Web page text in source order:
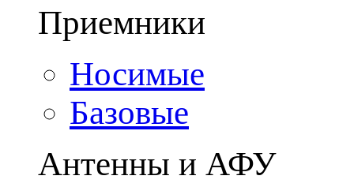
Приемники
Носимые
Базовые
Антенны и АФУ